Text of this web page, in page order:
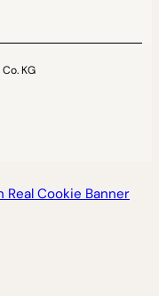
KG
Cookie Banner